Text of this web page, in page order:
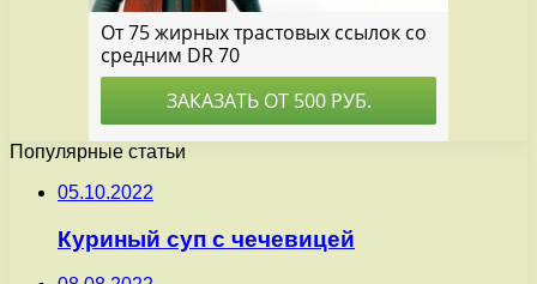
Популярные статьи
05.10.2022
Куриный суп с чечевицей